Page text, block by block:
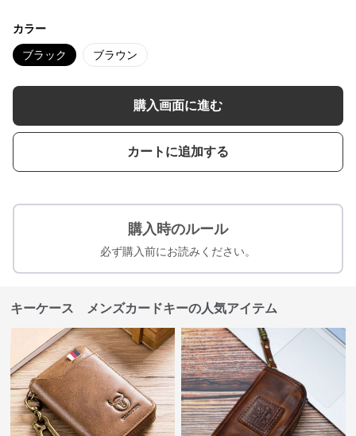
カラー
ブラック ブラウン
購入画面に進む
カートに追加する
購入時のルール
必ず購入前にお読みください。
キーケース メンズカードキーの人気アイテム